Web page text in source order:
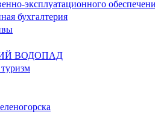
эксплуатационного
бухгалтерия
ВОДОПАД